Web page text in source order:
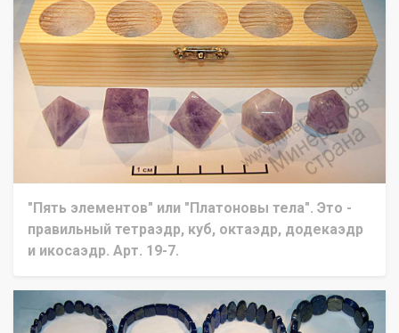
"Пять элементов" или "Платоновы тела". Это -
правильный тетраэдр, куб, октаэдр, додекаэдр
и икосаэдр. Арт. 19-7.